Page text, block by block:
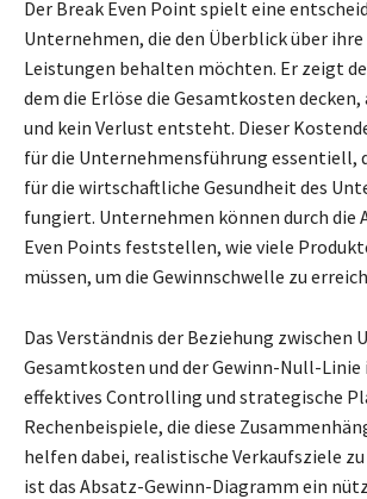
Der Break Even Point spielt eine
Unternehmen, die den Überblick über
Leistungen behalten möchten. Er zeigt
dem die Erlöse die Gesamtkosten decken,
und kein Verlust entsteht. Dieser
für die Unternehmensführung essentiell,
für die wirtschaftliche Gesundheit des
fungiert. Unternehmen können durch die
Even Points feststellen, wie viele
müssen, um die Gewinnschwelle zu
Das Verständnis der Beziehung zwischen
Gesamtkosten und der Gewinn-Null-
effektives Controlling und strategische
Rechenbeispiele, die diese
helfen dabei, realistische Verkaufsziele
ist das Absatz-Gewinn-Diagramm ein